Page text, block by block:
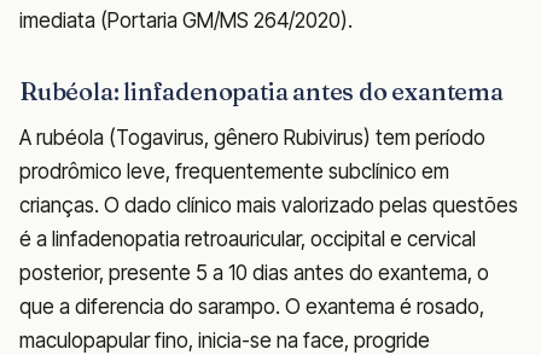
imediata (Portaria GM/MS 264/2020).
Rubéola: linfadenopatia antes do exantema
A rubéola (Togavirus, gênero Rubivirus) tem período
prodrômico leve, frequentemente subclínico em
crianças. O dado clínico mais valorizado pelas questões
é a linfadenopatia retroauricular, occipital e cervical
posterior, presente 5 a 10 dias antes do exantema, o
que a diferencia do sarampo. O exantema é rosado,
maculopapular fino, inicia-se na face, progride